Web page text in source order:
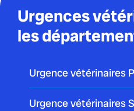
Urgences
les
Urgence vétérinaires
Urgence vétérinaires